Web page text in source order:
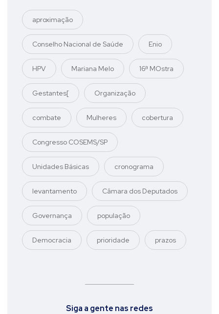
aproximação
Conselho Nacional de Saúde Enio
HPV Mariana Melo 16ª MOstra
Gestantes[ Organização
combate Mulheres cobertura
Congresso COSEMS/SP
Unidades Básicas cronograma
levantamento Câmara dos Deputados
Governança população
Democracia prioridade prazos
Siga a gente nas redes